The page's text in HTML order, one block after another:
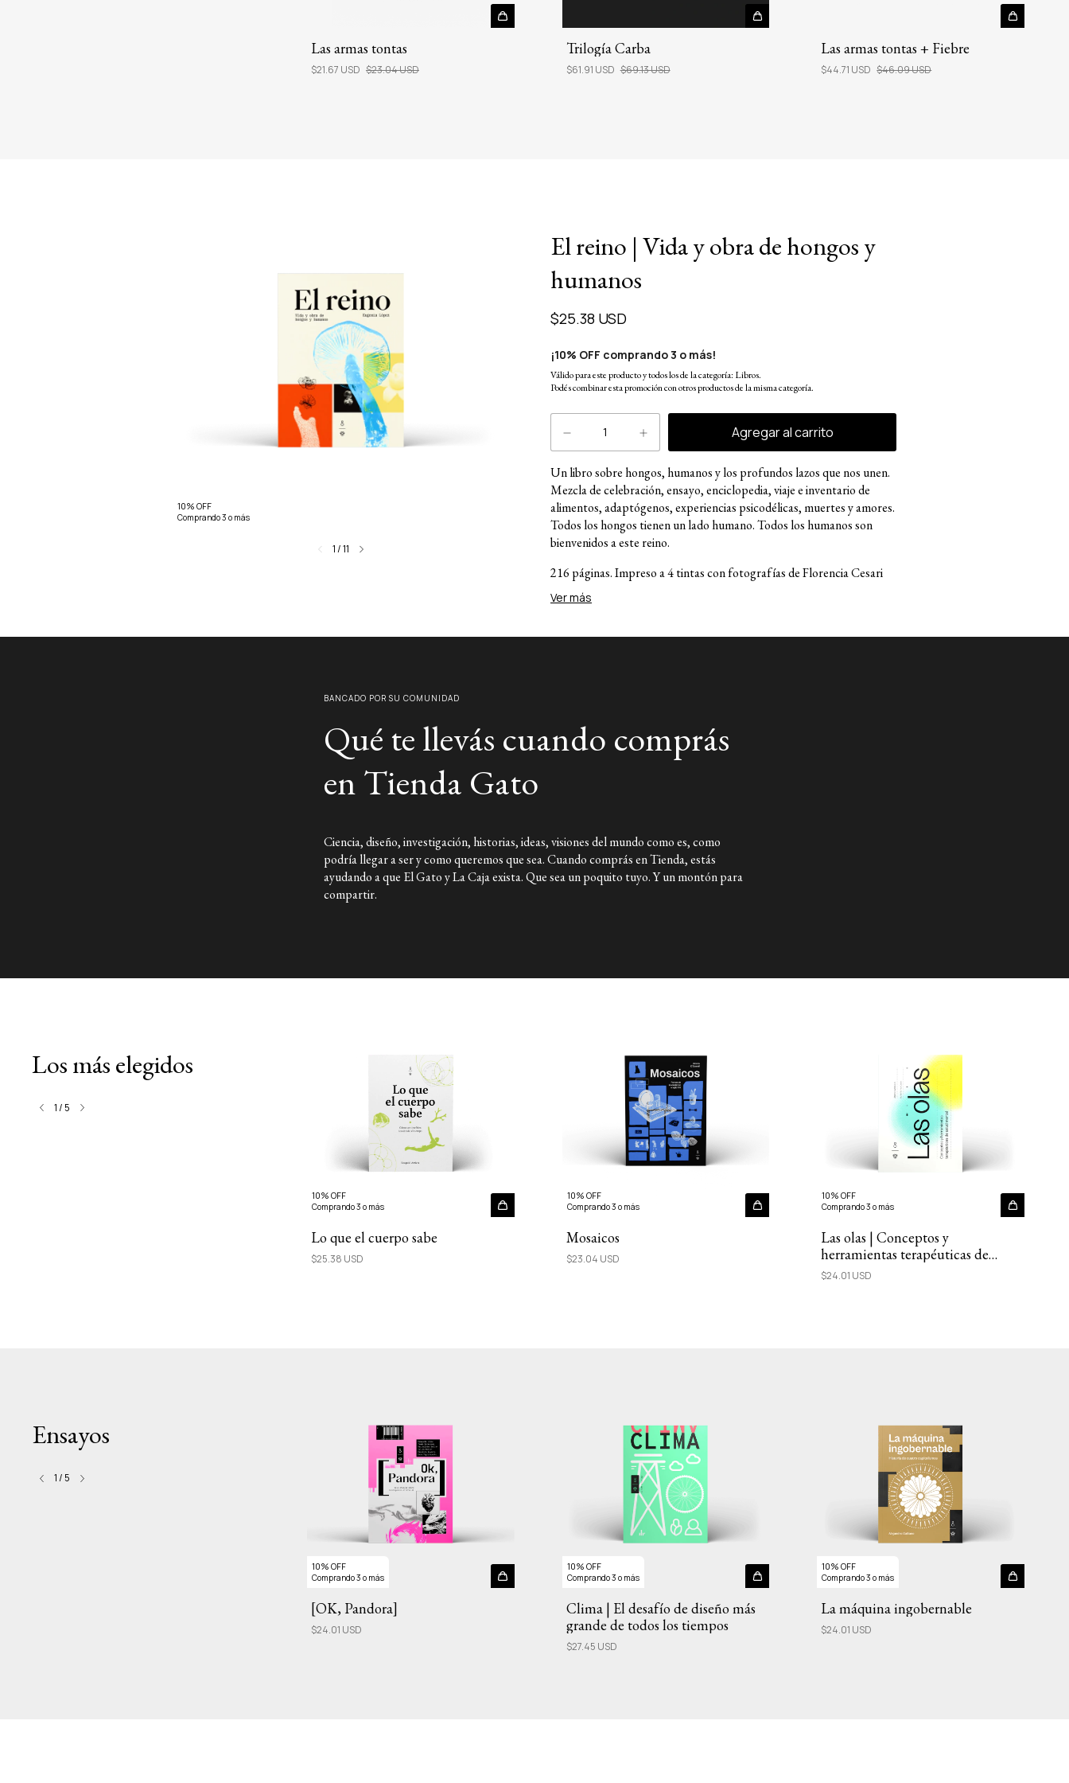
Las armas tontas
$21.67 USD $23.04 USD
Trilogía Carba
$61.91 USD $69.13 USD
Las armas tontas + Fiebre
$44.71 USD $46.09 USD
10% OFF
Comprando 3 o más
1/11
El reino | Vida y obra de hongos y
humanos
$25.38 USD
¡10% OFF comprando 3 o más!
Válido para este producto y todos los de la categoría: Libros.
Podés combinar esta promoción con otros productos de la misma categoría.
Un libro sobre hongos, humanos y los profundos lazos que nos unen.
Mezcla de celebración, ensayo, enciclopedia, viaje e inventario de
alimentos, adaptógenos, experiencias psicodélicas, muertes y amores.
Todos los hongos tienen un lado humano. Todos los humanos son
bienvenidos a este reino.
216 páginas. Impreso a 4 tintas con fotografías de Florencia Cesari
Tommarello y Alejandro Sequeira.
programas de divulgación como La Liga de la Ciencia (TV Pública) y
Ciencia a la Carta (TEC). Además, fue docente en la Facultad de
Link a X
Ver más
BANCADO POR SU COMUNIDAD
Qué te llevás cuando comprás
en Tienda Gato
Ciencia, diseño, investigación, historias, ideas, visiones del mundo como es, como
podría llegar a ser y como queremos que sea. Cuando comprás en Tienda, estás
ayudando a que El Gato y La Caja exista. Que sea un poquito tuyo. Y un montón para
compartir.
Los más elegidos
1/ 5
10% OFF
Comprando 3 o más
Lo que el cuerpo sabe
$25.38 USD
10% OFF
Comprando 3 o más
Mosaicos
$23.04 USD
10% OFF
Comprando 3 o más
Las olas | Conceptos y
herramientas terapéuticas de
salud mental
$24.01 USD
Ensayos
1/ 5
10% OFF
Comprando 3 o más
[OK, Pandora]
$24.01 USD
10% OFF
Comprando 3 o más
Clima | El desafío de diseño más
grande de todos los tiempos
$27.45 USD
10% OFF
Comprando 3 o más
La máquina ingobernable
$24.01 USD